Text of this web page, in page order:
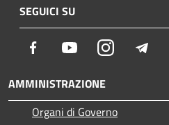
SEGUICI SU
Facebook YoutubeInstagram
AMMINISTRAZIONE
Organi di Governo